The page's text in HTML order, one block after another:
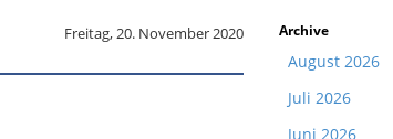
Freitag, 20. November 2020 Archive
August 2026
Juli 2026
Juni 2026